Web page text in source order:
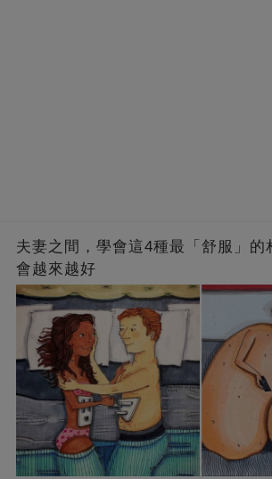
夫妻之間，學會這4種最「舒服」的
會越來越好